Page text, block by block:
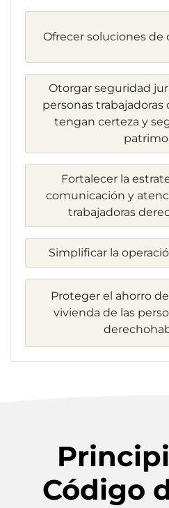
Ofrecer soluciones de
Otorgar seguridad
personas
tengan certeza y
Fortalecer la
comunicación y
trabajadoras
Simplificar la
Proteger el ahorro
vivienda de las
Código